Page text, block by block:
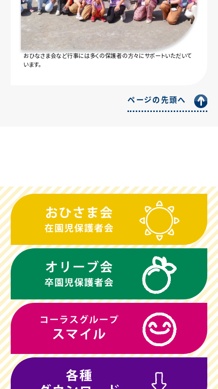
おひなさま会など行事には多くの保護者の方々にサポートいただいて
います。
ページの先頭へ